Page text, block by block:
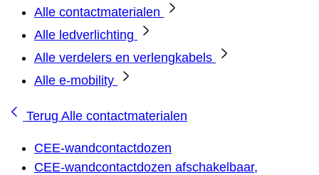
Alle contactmaterialen
Alle ledverlichting
Alle verdelers en verlengkabels
Alle e-mobility
Terug Alle contactmaterialen
CEE-wandcontactdozen
CEE-wandcontactdozen afschakelbaar,